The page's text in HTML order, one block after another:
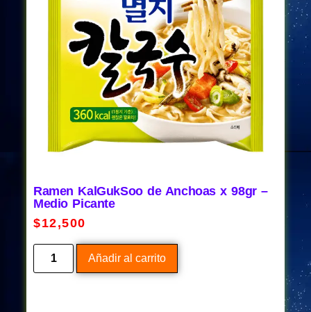
Ramen KalGukSoo de Anchoas x 98gr –
Medio Picante
$12,500
Añadir al carrito